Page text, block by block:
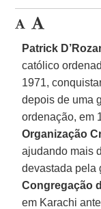
Patrick
católico
1971,
depois de uma
ordenação, em
Organização
ajudando mais
devastada pela
Congregação
em Karachi